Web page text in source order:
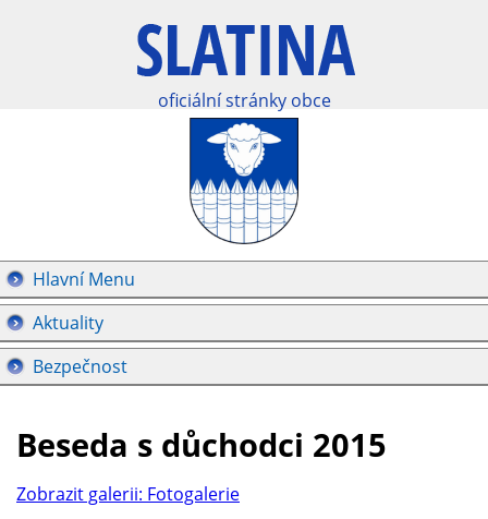
oficiální stránky obce
Hlavní Menu
Aktuality
Bezpečnost
Beseda s důchodci 2015
Zobrazit galerii: Fotogalerie